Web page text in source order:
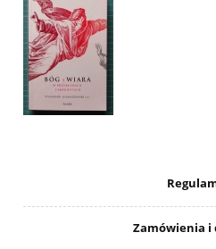
Zamówienia i